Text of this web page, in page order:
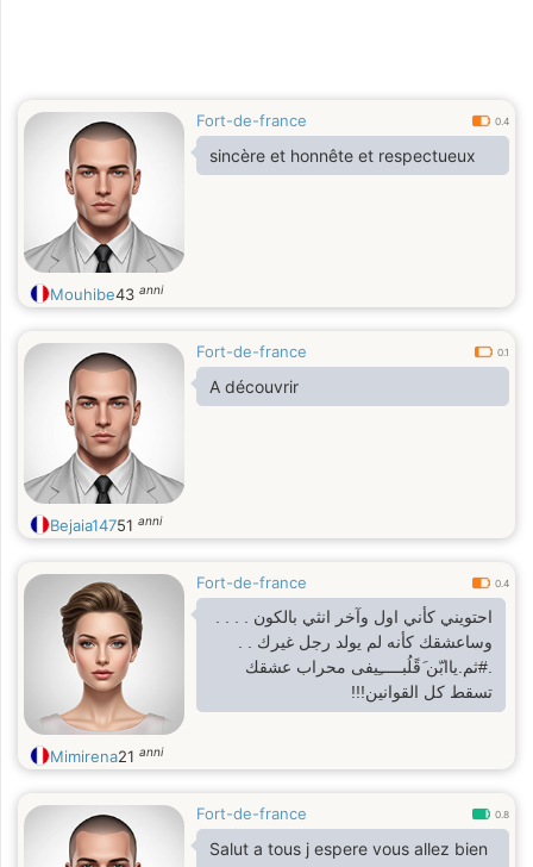
Fort-de-france 0.4
sincère et honnête et respectueux
Mouhibe43 anni
Fort-de-france 0.1
A découvrir
Bejaia14751 anni
Fort-de-france 0.4
احتويني كأني اول وآخر انثي بالكون . . . .
وساعشقك كأنه لم يولد رجل غيرك . .
.#ثم.ياابّن َقًلُبـــــِيفى محراب عشقك
تسقط كل القوانين!!!
Mimirena21 anni
Fort-de-france 0.8
Salut a tous j espere vous allez bien